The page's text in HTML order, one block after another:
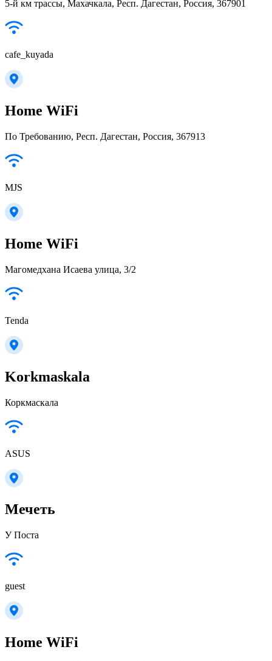
5-й км трассы, Махачкала, Респ. Дагестан, Россия, 367901
cafe_kuyada
Home WiFi
По Требованию, Респ. Дагестан, Россия, 367913
MJS
Home WiFi
Магомедхана Исаева улица, 3/2
Tenda
Korkmaskala
Коркмаскала
ASUS
Мечеть
У Поста
guest
Home WiFi